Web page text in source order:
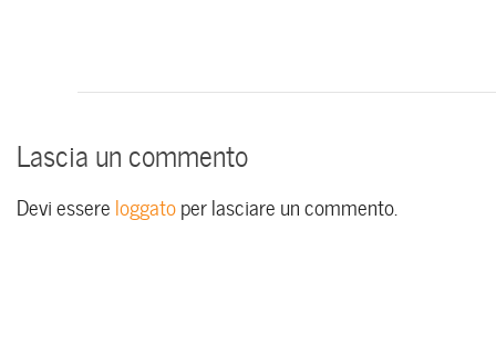
Lascia un commento
Devi essere loggatoper lasciare un commento.